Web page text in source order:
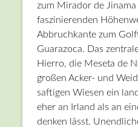
zum Mirador de
faszinierenden
Abbruchkante zum
Guarazoca. Das
Hierro, die Meseta de
großen Acker- und
saftigen Wiesen ein
eher an Irland als an
denken lässt.